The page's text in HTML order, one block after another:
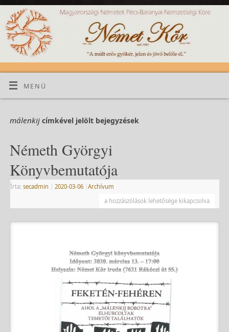
MENÜ
málenkijcímkével jelölt bejegyzések
Németh Györgyi
Könyvbemutatója
Írta: secadmin 2020-03-06
Archívum
a hozzászólások lehetősége kikapcsolva